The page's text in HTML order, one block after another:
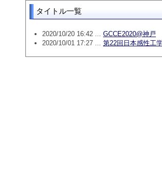
タイトル一覧
2020/10/20 16:42 ... GCCE2020@神戸
2020/10/01 17:27 ... 第22回日本感性工